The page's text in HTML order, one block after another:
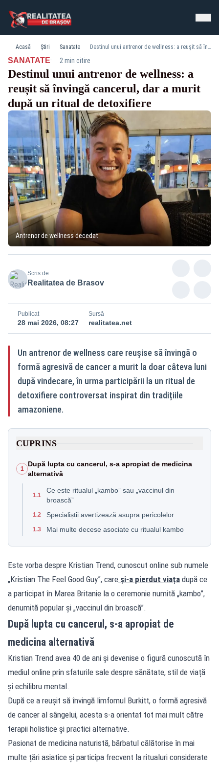
Acasă Știri Sanatate Destinul unui antrenor de wellness: a reușit să învingă cancerul, dar a murit după un ritual de detoxifiere
SANATATE· 2 min citire
Destinul unui antrenor de wellness: a
reușit să învingă cancerul, dar a murit
după un ritual de detoxifiere
Antrenor de wellness decedat
Scris de
Realitatea de Brasov
Publicat
28 mai 2026, 08:27
Sursă
realitatea.net
Un antrenor de wellness care reușise să învingă o
formă agresivă de cancer a murit la doar câteva luni
după vindecare, în urma participării la un ritual de
detoxifiere controversat inspirat din tradițiile
amazoniene.
CUPRINS
1
După lupta cu cancerul, s-a apropiat de medicina
alternativă
1.1
Ce este ritualul „kambo” sau „vaccinul din
broască”
1.2 Specialiștii avertizează asupra pericolelor
1.3 Mai multe decese asociate cu ritualul kambo
Este vorba despre Kristian Trend, cunoscut online sub numele
„Kristian The Feel Good Guy”, care și-a pierdut viața după ce
a participat în Marea Britanie la o ceremonie numită „kambo”,
denumită popular și „vaccinul din broască”.
După lupta cu cancerul, s-a apropiat de
medicina alternativă
Kristian Trend avea 40 de ani și devenise o figură cunoscută în
mediul online prin sfaturile sale despre sănătate, stil de viață
și echilibru mental.
După ce a reușit să învingă limfomul Burkitt, o formă agresivă
de cancer al sângelui, acesta s-a orientat tot mai mult către
terapii holistice și practici alternative.
Pasionat de medicina naturistă, bărbatul călătorise în mai
multe țări asiatice și participa frecvent la ritualuri considerate